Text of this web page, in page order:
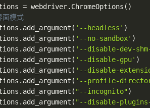
x64dbg
数据库
代码审计
瞎搞日志
= webdriver.ChromeOptions ( )
面模式
( '--headless' )
( '--no-sandbox' )
( '--disable-dev-shm-
( '--disable-gpu' )
( '--disable-
( '--profile-
( "--incognito")
( "--disable-plugins-